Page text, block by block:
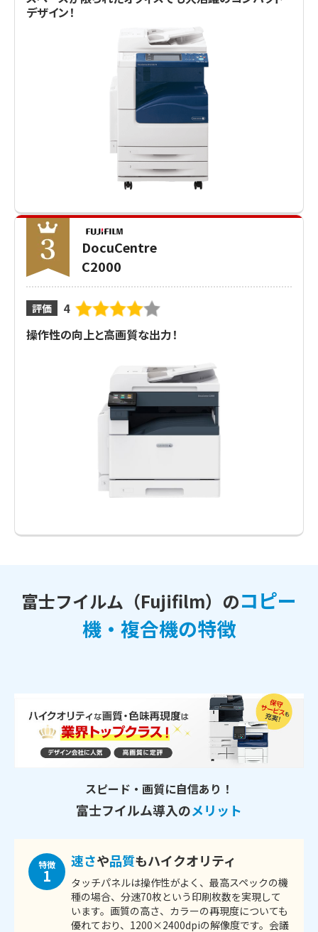
デザイン！
DocuCentre
C2000
評価
4
操作性の向上と高画質な出力！
富士フイルム（Fujifilm）のコピー
機・複合機の特徴
スピード・画質に自信あり！
富士フイルム導入のメリット
特徴
1
速さや品質もハイクオリティ
タッチパネルは操作性がよく、最高スペックの機
種の場合、分速70枚という印刷枚数を実現して
います。画質の高さ、カラーの再現度についても
優れており、1200×2400dpiの解像度です。会議